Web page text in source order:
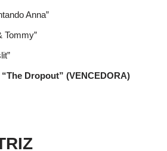
Anna”
Tommy”
Dropout” (VENCEDORA)